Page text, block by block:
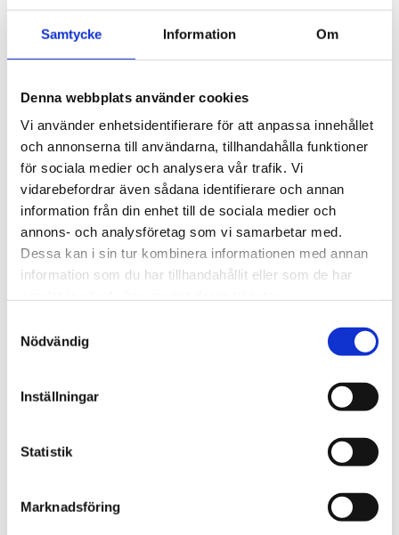
Samtycke Information Om
Denna webbplats använder cookies
Vi använder enhetsidentifierare för att anpassa innehållet
och annonserna till användarna, tillhandahålla funktioner
för sociala medier och analysera vår trafik. Vi
vidarebefordrar även sådana identifierare och annan
information från din enhet till de sociala medier och
annons- och analysföretag som vi samarbetar med.
Dessa kan i sin tur kombinera informationen med annan
information som du har tillhandahållit eller som de har
Nödvändig
Inställningar
Statistik
Marknadsföring
BESKRIVNING
OM OSCAR & CLOTHILDE
PRODUKTBLAD
VISA ALLT INOM LAMPSKÄRMAR
SE HELA VARUMÄRKET